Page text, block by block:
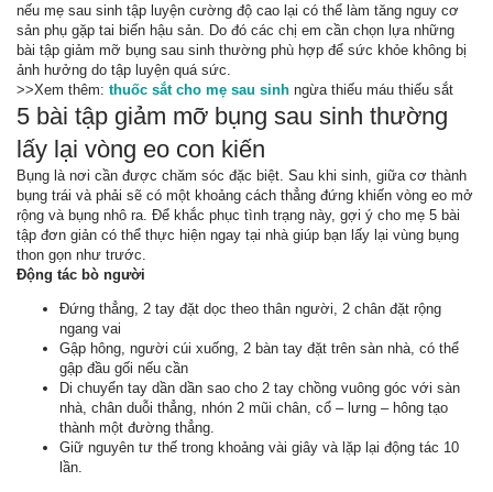
nếu mẹ sau sinh tập luyện cường độ cao lại có thể làm tăng nguy cơ
sản phụ gặp tai biến hậu sản. Do đó các chị em cần chọn lựa những
bài tập giảm mỡ bụng sau sinh thường phù hợp để sức khỏe không bị
ảnh hưởng do tập luyện quá sức.
>>Xem thêm: thuốc sắt cho mẹ sau sinh ngừa thiếu máu thiếu sắt
5 bài tập giảm mỡ bụng sau sinh thường
lấy lại vòng eo con kiến
Bụng là nơi cần được chăm sóc đặc biệt. Sau khi sinh, giữa cơ thành
bụng trái và phải sẽ có một khoảng cách thẳng đứng khiến vòng eo mở
rộng và bụng nhô ra. Để khắc phục tình trạng này, gợi ý cho mẹ 5 bài
tập đơn giản có thể thực hiện ngay tại nhà giúp bạn lấy lại vùng bụng
thon gọn như trước.
Động tác bò người
Đứng thẳng, 2 tay đặt dọc theo thân người, 2 chân đặt rộng
ngang vai
Gập hông, người cúi xuống, 2 bàn tay đặt trên sàn nhà, có thể
gập đầu gối nếu cần
Di chuyển tay dần dần sao cho 2 tay chồng vuông góc với sàn
nhà, chân duỗi thẳng, nhón 2 mũi chân, cổ – lưng – hông tạo
thành một đường thẳng.
Giữ nguyên tư thế trong khoảng vài giây và lặp lại động tác 10
lần.